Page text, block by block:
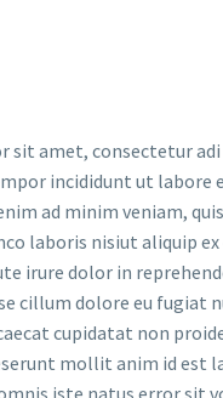
sit amet, consectetur
incididunt ut labore
ad minim veniam,
laboris nisiut aliquip ex
irure dolor in
cillum dolore eu fugiat
cupidatat non
mollit anim id est